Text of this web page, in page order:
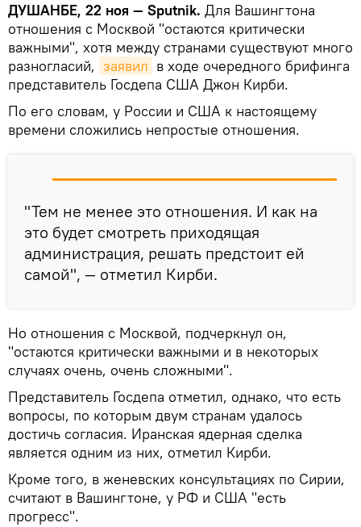
ДУШАНБЕ, 22 ноя — Sputnik. Для Вашингтона
отношения с Москвой "остаются критически
важными", хотя между странами существуют много
разногласий, заявил в ходе очередного брифинга
представитель Госдепа США Джон Кирби.
По его словам, у России и США к настоящему
времени сложились непростые отношения.
"Тем не менее это отношения. И как на
это будет смотреть приходящая
администрация, решать предстоит ей
самой", — отметил Кирби.
Но отношения с Москвой, подчеркнул он,
"остаются критически важными и в некоторых
случаях очень, очень сложными".
Представитель Госдепа отметил, однако, что есть
вопросы, по которым двум странам удалось
достичь согласия. Иранская ядерная сделка
является одним из них, отметил Кирби.
Кроме того, в женевских консультациях по Сирии,
считают в Вашингтоне, у РФ и США "есть
прогресс".